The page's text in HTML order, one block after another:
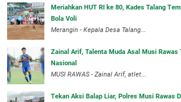
Meriahkan HUT RI ke 80, Kades Talang
Bola Voli
Merangin - Kepala Desa Talang...
Zainal Arif, Talenta Muda Asal Musi Rawas
Nasional
MUSI RAWAS - Zainal Arif, atlet...
Tekan Aksi Balap Liar, Polres Musi Rawas